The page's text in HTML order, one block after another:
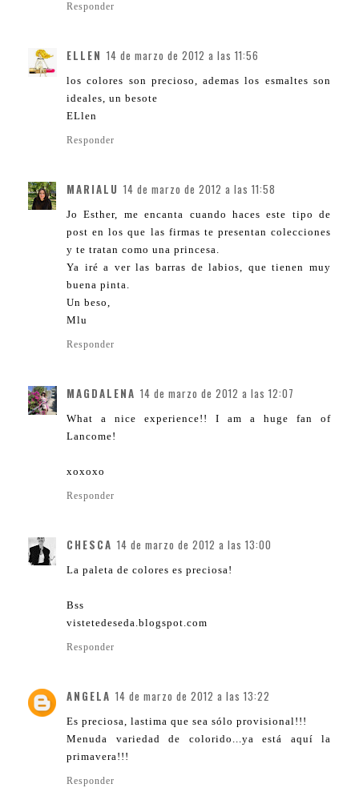
Responder
ELLEN 14 de marzo de 2012 a las 11:56
los colores son precioso, ademas los esmaltes son
ideales, un besote
ELlen
Responder
MARIALU 14 de marzo de 2012 a las 11:58
Jo Esther, me encanta cuando haces este tipo de
post en los que las firmas te presentan colecciones
y te tratan como una princesa.
Ya iré a ver las barras de labios, que tienen muy
buena pinta.
Un beso,
Mlu
Responder
MAGDALENA 14 de marzo de 2012 a las 12:07
What a nice experience!! I am a huge fan of
Lancome!
xoxoxo
Responder
CHESCA 14 de marzo de 2012 a las 13:00
La paleta de colores es preciosa!
Bss
vistetedeseda.blogspot.com
Responder
ANGELA 14 de marzo de 2012 a las 13:22
Es preciosa, lastima que sea sólo provisional!!!
Menuda variedad de colorido...ya está aquí la
primavera!!!
Responder